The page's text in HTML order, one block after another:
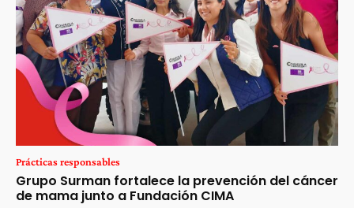
Prácticas responsables
Grupo Surman fortalece la prevención del cáncer
de mama junto a Fundación CIMA